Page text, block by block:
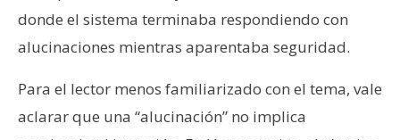
donde el sistema terminaba respondiendo con
alucinaciones mientras aparentaba seguridad.
Para el lector menos familiarizado con el tema, vale
aclarar que una “alucinación” no implica